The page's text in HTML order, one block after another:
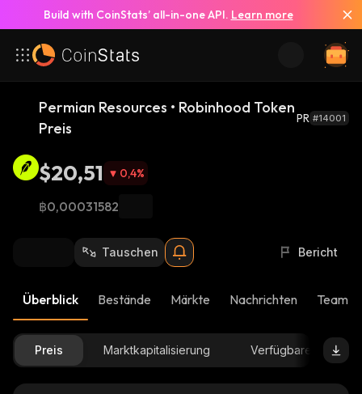
Build with CoinStats’ all-in-one API. Learn more
Permian Resources • Robinhood Token
Preis
PR #14001
$20,51 0,4%
฿0,00031582
Tauschen Bericht
Überblick Bestände Märkte Nachrichten Team-
Preis Marktkapitalisierung Verfügbare Menge